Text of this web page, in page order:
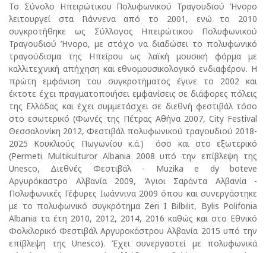
Το Σύνολο Ηπειρώτικου Πολυφωνικού Τραγουδιού Ήνορο
λειτουργεί στα Γιάννενα από το 2001, ενώ το 2010
συγκροτήθηκε ως Σύλλογος Ηπειρώτικου Πολυφωνικού
Τραγουδιού Ήνορο, με στόχο να διαδώσει το πολυφωνικό
τραγούδισμα της Ηπείρου ως λαϊκή μουσική φόρμα με
καλλιτεχνική απήχηση και εθνομουσικολογικό ενδιαφέρον. Η
πρώτη εμφάνιση του συγκροτήματος έγινε το 2002 και
έκτοτε έχει πραγματοποιήσει εμφανίσεις σε διάφορες πόλεις
της Ελλάδας και έχει συμμετάσχει σε διεθνή φεστιβάλ τόσο
στο εσωτερικό (Φωνές της Πέτρας Αθήνα 2007, City Festival
Θεσσαλονίκη 2012, Φεστιβάλ πολυφωνικού τραγουδιού 2018-
2025 Κουκλιούς Πωγωνίου κ.ά.) όσο και στο εξωτερικό
(Permeti Multikulturor Albania 2008 υπό την επίβλεψη της
Unesco, Διεθνές Φεστιβάλ - Muzika e dy boteve
Αργυρόκαστρο Αλβανία 2009, Άγιοι Σαράντα Αλβανία -
Πολυφωνικές Γέφυρες Ιωάννινα 2009 όπου και συνεργάστηκε
με το πολυφωνικό συγκρότημα Zeri I Bilbilit, Bylis Polifonia
Albania τα έτη 2010, 2012, 2014, 2016 καθώς και στο Εθνικό
Φολκλορικό Φεστιβάλ Αργυροκάστρου Αλβανία 2015 υπό την
επίβλεψη της Unesco). Έχει συνεργαστεί με πολυφωνικά